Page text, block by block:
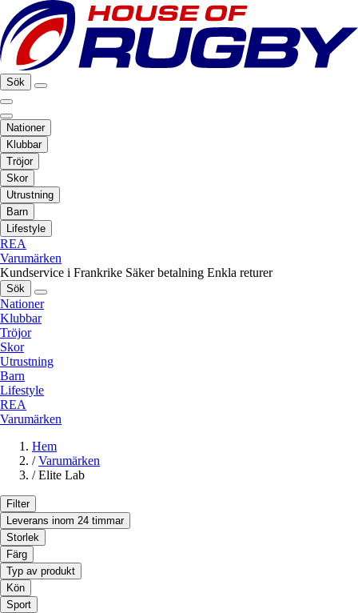
Sök
Nationer
Klubbar
Tröjor
Skor
Utrustning
Barn
Lifestyle
REA
Varumärken
Kundservice i Frankrike Säker betalning Enkla returer
Sök
Nationer
Klubbar
Tröjor
Skor
Utrustning
Barn
Lifestyle
REA
Varumärken
Hem
/ Varumärken
/ Elite Lab
Filter
Leverans inom 24 timmar
Storlek
Färg
Typ av produkt
Kön
Sport